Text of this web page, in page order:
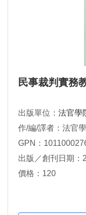
民事裁判實務
出版單位： 法官學
作/編/譯者：法官
GPN：
出版／創刊日期：
價格：120